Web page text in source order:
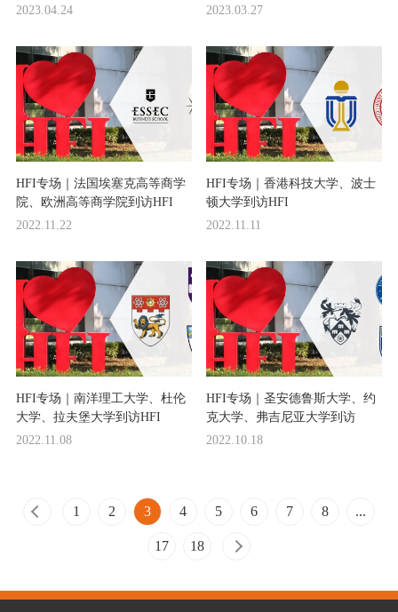
2023.04.24
2023.03.27
HFI专场｜法国埃塞克高等商学
院、欧洲高等商学院到访HFI
2022.11.22
HFI专场｜香港科技大学、波士
顿大学到访HFI
2022.11.11
HFI专场｜南洋理工大学、杜伦
大学、拉夫堡大学到访HFI
2022.11.08
HFI专场｜圣安德鲁斯大学、约
克大学、弗吉尼亚大学到访
2022.10.18
1 2 3 4 5 6 7 8 ...
17 18